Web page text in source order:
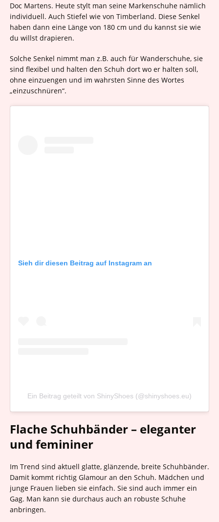
Doc Martens. Heute stylt man seine Markenschuhe nämlich
individuell. Auch Stiefel wie von Timberland. Diese Senkel
haben dann eine Länge von 180 cm und du kannst sie wie
du willst drapieren.
Solche Senkel nimmt man z.B. auch für Wanderschuhe, sie
sind flexibel und halten den Schuh dort wo er halten soll,
ohne einzuengen und im wahrsten Sinne des Wortes
„einzuschnüren“.
Sieh dir diesen Beitrag auf Instagram an
Ein Beitrag geteilt von ShinyShoes (@shinyshoes.eu)
Flache Schuhbänder – eleganter
und femininer
Im Trend sind aktuell glatte, glänzende, breite Schuhbänder.
Damit kommt richtig Glamour an den Schuh. Mädchen und
junge Frauen lieben sie einfach. Sie sind auch immer ein
Gag. Man kann sie durchaus auch an robuste Schuhe
anbringen.